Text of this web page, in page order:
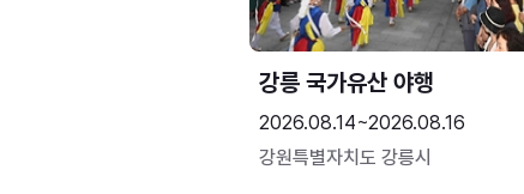
강릉 국가유산 야행
2026.08.14~2026.08.16
강원특별자치도 강릉시